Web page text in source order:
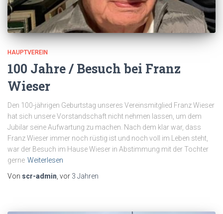
HAUPTVEREIN
100 Jahre / Besuch bei Franz
Wieser
Den 100-jährigen Geburtstag unseres Vereinsmitglied Franz Wieser
hat sich unsere Vorstandschaft nicht nehmen lassen, um dem
Jubilar seine Aufwartung zu machen. Nach dem klar war, dass
Franz Wieser immer noch rüstig ist und noch voll im Leben steht,
war der Besuch im Hause Wieser in Abstimmung mit der Tochter
gerne Weiterlesen
Von scr-admin , vor 3 Jahren